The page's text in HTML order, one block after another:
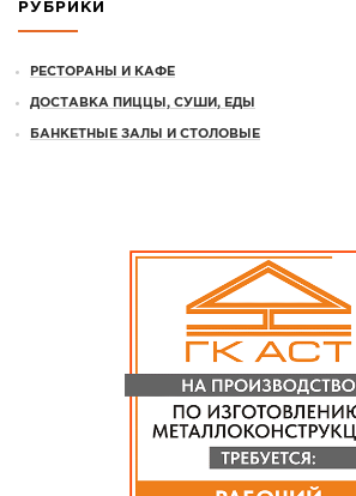
РУБРИКИ
РЕСТОРАНЫ И КАФЕ
ДОСТАВКА ПИЦЦЫ, СУШИ, ЕДЫ
БАНКЕТНЫЕ ЗАЛЫ И СТОЛОВЫЕ